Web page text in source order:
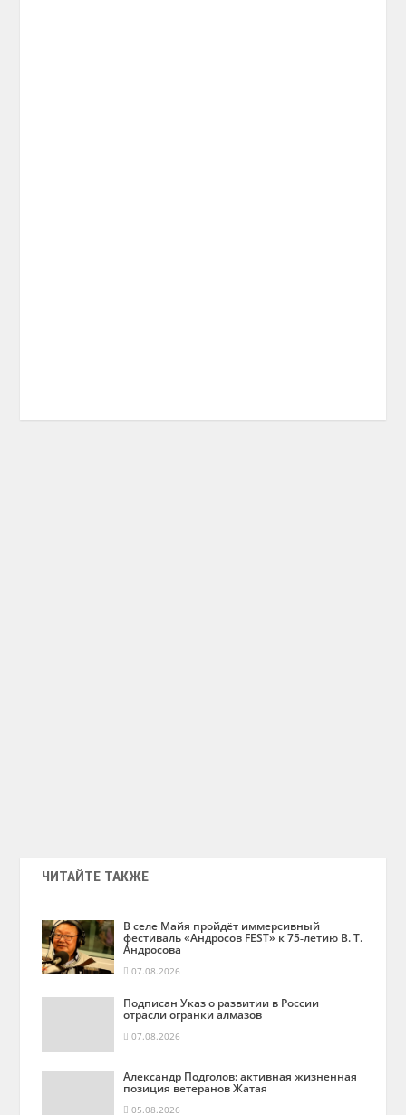
ЧИТАЙТЕ ТАКЖЕ
В селе Майя пройдёт иммерсивный
фестиваль «Андросов FEST» к 75‑летию В. Т.
Андросова
07.08.2026
Подписан Указ о развитии в России
отрасли огранки алмазов
07.08.2026
Александр Подголов: активная жизненная
позиция ветеранов Жатая
05.08.2026